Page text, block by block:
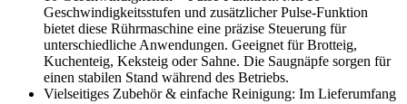
Geschwindigkeitsstufen und zusätzlicher Pulse-Funktion
bietet diese Rührmaschine eine präzise Steuerung für
unterschiedliche Anwendungen. Geeignet für Brotteig,
Kuchenteig, Keksteig oder Sahne. Die Saugnäpfe sorgen für
einen stabilen Stand während des Betriebs.
Vielseitiges Zubehör & einfache Reinigung: Im Lieferumfang